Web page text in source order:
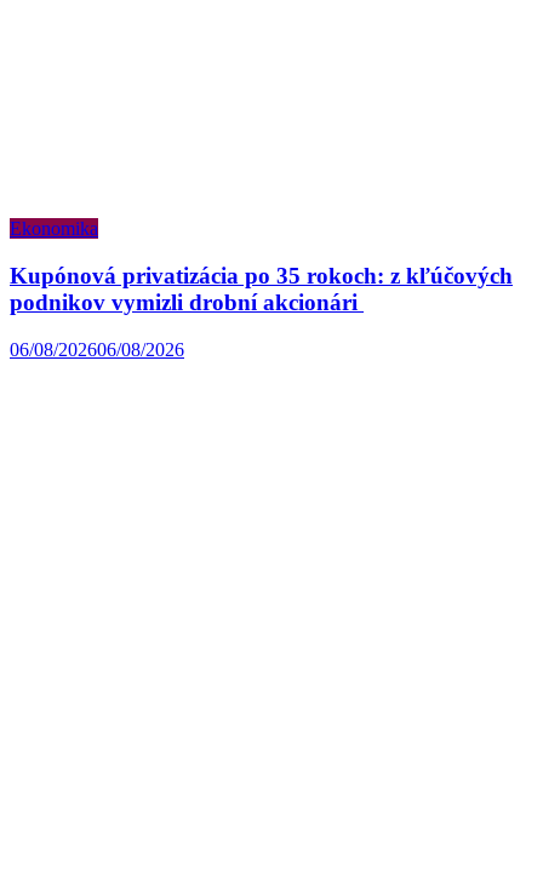
Ekonomika
Kupónová privatizácia po 35 rokoch: z kľúčových
podnikov vymizli drobní akcionári
06/08/202606/08/2026